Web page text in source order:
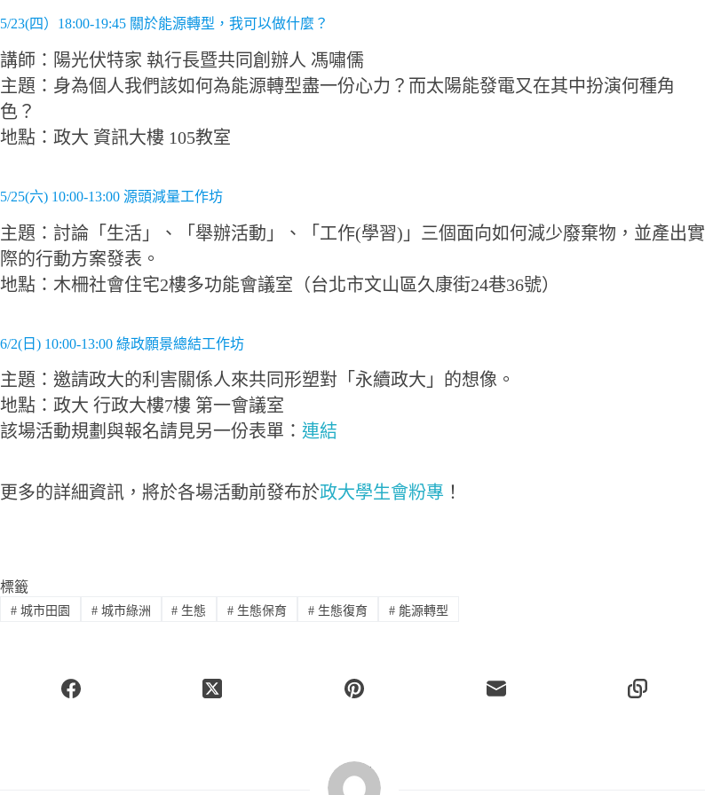
5/23(四）18:00-19:45 關於能源轉型，我可以做什麼？
講師：陽光伏特家 執行長暨共同創辦人 馮嘯儒
主題：身為個人我們該如何為能源轉型盡一份心力？而太陽能發電又在其中扮演何種角
色？
地點：政大 資訊大樓 105教室
5/25(六) 10:00-13:00 源頭減量工作坊
主題：討論「生活」、「舉辦活動」、「工作(學習)」三個面向如何減少廢棄物，並產出實
際的行動方案發表。
地點：木柵社會住宅2樓多功能會議室（台北市文山區久康街24巷36號）
6/2(日) 10:00-13:00 綠政願景總結工作坊
主題：邀請政大的利害關係人來共同形塑對「永續政大」的想像。
地點：政大 行政大樓7樓 第一會議室
該場活動規劃與報名請見另一份表單： 連結
更多的詳細資訊，將於各場活動前發布於政大學生會粉專 ！
標籤
#城市田園 #城市綠洲 # 生態 # 生態保育 # 生態復育 #能源轉型